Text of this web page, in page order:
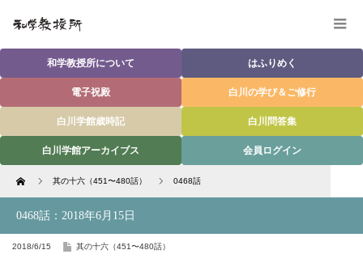
和学教授所について はふりめく
電子祝殿 白川の学び＆ご修行
白川学館歳時記 白川問答集
白川学館アーカイブス 会員ログイン
Home 其の十六（451〜480話） 0468話
0468話：2018年6月15日
2018/6/15 其の十六（451〜480話）